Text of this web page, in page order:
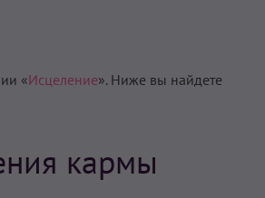
«Исцеление». Ниже вы найдете
кармы